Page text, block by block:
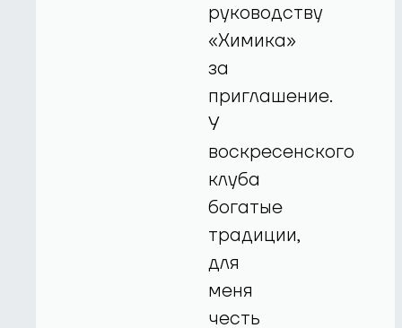
руководству
«Химика»
за
приглашение.
У
воскресенского
клуба
богатые
традиции,
для
меня
честь